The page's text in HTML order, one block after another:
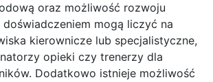
oraz możliwość rozwoju
doświadczeniem mogą liczyć na
kierownicze lub specjalistyczne,
opieki czy trenerzy dla
Dodatkowo istnieje możliwość